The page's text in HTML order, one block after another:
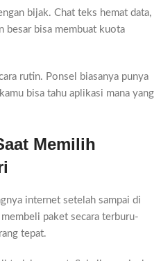
bijak. Chat teks hemat data,
bisa membuat kuota
rutin. Ponsel biasanya punya
bisa tahu aplikasi mana yang
Memilih
internet setelah sampai di
paket secara terburu-
tepat.